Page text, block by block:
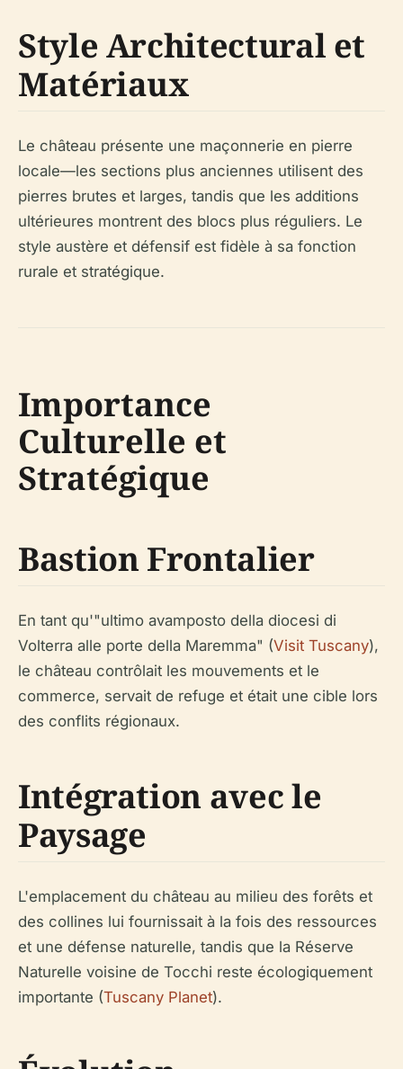
Style Architectural et
Matériaux
Le château présente une maçonnerie en pierre
locale—les sections plus anciennes utilisent des
pierres brutes et larges, tandis que les additions
ultérieures montrent des blocs plus réguliers. Le
style austère et défensif est fidèle à sa fonction
rurale et stratégique.
Importance
Culturelle et
Stratégique
Bastion Frontalier
En tant qu'"ultimo avamposto della diocesi di
Volterra alle porte della Maremma" (Visit Tuscany),
le château contrôlait les mouvements et le
commerce, servait de refuge et était une cible lors
des conflits régionaux.
Intégration avec le
Paysage
L'emplacement du château au milieu des forêts et
des collines lui fournissait à la fois des ressources
et une défense naturelle, tandis que la Réserve
Naturelle voisine de Tocchi reste écologiquement
importante (Tuscany Planet).